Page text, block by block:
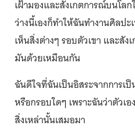
เฝ้ามองและสังเกตการณ์บนโล
ว่างนี้เองก็ทำให้ฉันทำงานศิลปะ
เห็นสิ่งต่างๆ รอบตัวเขา และสัง
มันด้วยเหมือนกัน
ฉันดีใจที่ฉันเป็นอิสระจากการเ
หรือกรอบใดๆ เพราะฉันว่าตัวเ
สิ่งเหล่านั้นเสมอมา